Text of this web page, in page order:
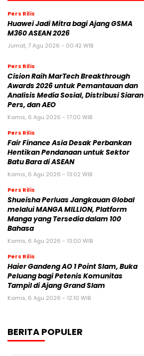
Pers Rilis
Huawei Jadi Mitra bagi Ajang GSMA
M360 ASEAN 2026
Jumat, 7 Agu 2026 - 00:42 WIB
Pers Rilis
Cision Raih MarTech Breakthrough
Awards 2026 untuk Pemantauan dan
Analisis Media Sosial, Distribusi Siaran
Pers, dan AEO
Kamis, 6 Agu 2026 - 17:00 WIB
Pers Rilis
Fair Finance Asia Desak Perbankan
Hentikan Pendanaan untuk Sektor
Batu Bara di ASEAN
Kamis, 6 Agu 2026 - 13:02 WIB
Pers Rilis
Shueisha Perluas Jangkauan Global
melalui MANGA MILLION, Platform
Manga yang Tersedia dalam 100
Bahasa
Kamis, 6 Agu 2026 - 13:00 WIB
Pers Rilis
Haier Gandeng AO 1 Point Slam, Buka
Peluang bagi Petenis Komunitas
Tampil di Ajang Grand Slam
Kamis, 6 Agu 2026 - 12:10 WIB
BERITA POPULER